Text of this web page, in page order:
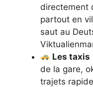
directement
partout en
saut au
Les taxis
de la gare,
trajets